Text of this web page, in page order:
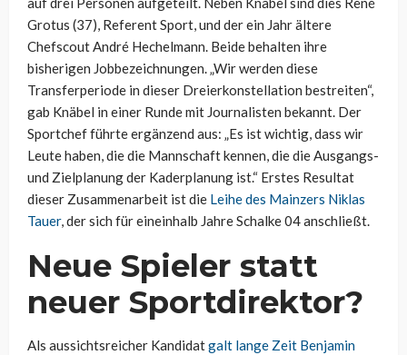
Grotus (37), Referent Sport, und der ein Jahr ältere
Chefscout André Hechelmann. Beide behalten ihre
bisherigen Jobbezeichnungen. „Wir werden diese
Transferperiode in dieser Dreierkonstellation bestreiten“,
gab Knäbel in einer Runde mit Journalisten bekannt. Der
Sportchef führte ergänzend aus: „Es ist wichtig, dass wir
Leute haben, die die Mannschaft kennen, die die Ausgangs-
und Zielplanung der Kaderplanung ist.“ Erstes Resultat
dieser Zusammenarbeit ist die Leihe des Mainzers Niklas
Tauer, der sich für eineinhalb Jahre Schalke 04 anschließt.
Neue Spieler statt
neuer Sportdirektor?
Als aussichtsreicher Kandidatgalt lange Zeit Benjamin